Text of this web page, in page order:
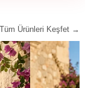
Tüm Ürünleri Keşfet →